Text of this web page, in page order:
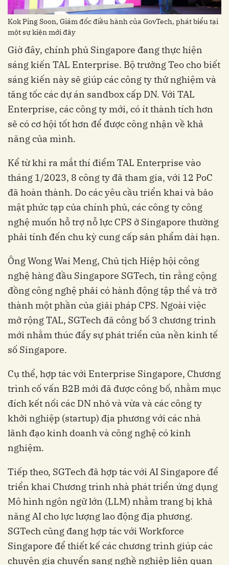
Kok Ping Soon, Giám đốc điều hành của GovTech, phát biểu tại
một sự kiện mới đây
Giờ đây, chính phủ Singapore đang thực hiện
sáng kiến TAL Enterprise. Bộ trưởng Teo cho biết
sáng kiến này sẽ giúp các công ty thử nghiệm và
tăng tốc các dự án sandbox cấp DN. Với TAL
Enterprise, các công ty mới, có ít thành tích hơn
sẽ có cơ hội tốt hơn để được công nhận về khả
năng của mình.
Kể từ khi ra mắt thí điểm TAL Enterprise vào
tháng 1/2023, 8 công ty đã tham gia, với 12 PoC
đã hoàn thành. Do các yêu cầu triển khai và bảo
mật phức tạp của chính phủ, các công ty công
nghệ muốn hỗ trợ nỗ lực CPS ở Singapore thường
phải tính đến chu kỳ cung cấp sản phẩm dài hạn.
Ông Wong Wai Meng, Chủ tịch Hiệp hội công
nghệ hàng đầu Singapore SGTech, tin rằng cộng
đồng công nghệ phải có hành động tập thể và trở
thành một phần của giải pháp CPS. Ngoài việc
mở rộng TAL, SGTech đã công bố 3 chương trình
mới nhằm thúc đẩy sự phát triển của nền kinh tế
số Singapore.
Cụ thể, hợp tác với Enterprise Singapore, Chương
trình cố vấn B2B mới đã được công bố, nhằm mục
đích kết nối các DN nhỏ và vừa và các công ty
khởi nghiệp (startup) địa phương với các nhà
lãnh đạo kinh doanh và công nghệ có kinh
nghiệm.
Tiếp theo, SGTech đã hợp tác với AI Singapore để
triển khai Chương trình nhà phát triển ứng dụng
Mô hình ngôn ngữ lớn (LLM) nhằm trang bị khả
năng AI cho lực lượng lao động địa phương.
SGTech cũng đang hợp tác với Workforce
Singapore để thiết kế các chương trình giúp các
chuyên gia chuyển sang nghề nghiệp liên quan